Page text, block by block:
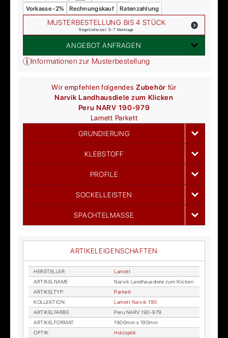
Vorkasse -2% Rechnungskauf Ratenzahlung
MUSTERBESTELLUNG BIS 4 STÜCK
Regellieferzeit: 5-7 Werktage
ANGEBOT ANFRAGEN
Informationen zur Musterbestellung
Wir empfehlen folgendesZubehör für
Narvik Landhausdiele zum Klicken
Peru NARV 190-979
Lamett Parkett
GRUNDIERUNG
KLEBSTOFF
PROFILE
SOCKELLEISTEN
SPACHTELMASSE
ARTIKELEIGENSCHAFTEN
HER­STEL­LER:
La­mett
AR­TI­KEL­NA­ME:
Nar­vik Land­haus­die­le zum Kli­cken
AR­TI­KEL­TYP:
Par­kett
KOL­LEK­TI­ON:
La­mett Nar­vik 190
AR­TI­KEL­FAR­BE:
Peru NARV 190-979
AR­TI­KEL­FOR­MAT:
1900mm x 190mm
OP­TIK:
Holz­op­tik